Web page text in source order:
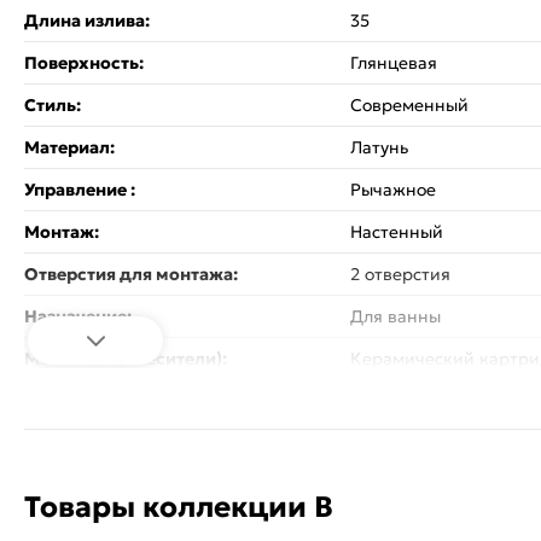
Длина излива:
35
Поверхность:
Глянцевая
Стиль:
Современный
Материал:
Латунь
Управление :
Рычажное
Монтаж:
Настенный
Отверстия для монтажа:
2 отверстия
Назначение:
Для ванны
Механизм (смесители):
Керамический
Товары коллекции B